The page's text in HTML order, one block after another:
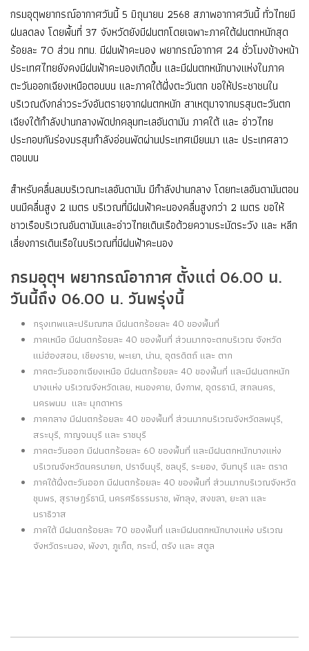
กรมอุตุพยากรณ์อากาศวันนี้ 5 มิถุนายน 2568 สภาพอากาศวันนี้ ทั่วไทยมี
ฝนลดลง โดยพื้นที่ 37 จังหวัดยังมีฝนตกโดยเฉพาะภาคใต้ฝนตกหนักสุด
ร้อยละ 70 ส่วน กทม. มีฝนฟ้าคะนอง พยากรณ์อากาศ 24 ชั่วโมงข้างหน้า
ประเทศไทยยังคงมีฝนฟ้าคะนองเกิดขึ้น และมีฝนตกหนักบางแห่งในภาค
ตะวันออกเฉียงเหนือตอนบน และภาคใต้ฝั่งตะวันตก ขอให้ประชาชนใน
บริเวณดังกล่าวระวังอันตรายจากฝนตกหนัก สาเหตุมาจากมรสุมตะวันตก
เฉียงใต้กำลังปานกลางพัดปกคลุมทะเลอันดามัน ภาคใต้ และ อ่าวไทย
ประกอบกันร่องมรสุมกำลังอ่อนพัดผ่านประเทศเมียนมา และ ประเทศลาว
ตอนบน
สำหรับคลื่นลมบริเวณทะเลอันดามัน มีกำลังปานกลาง โดยทะเลอันดามันตอน
บนมีคลื่นสูง 2 เมตร บริเวณที่มีฝนฟ้าคะนองคลื่นสูงกว่า 2 เมตร ขอให้
ชาวเรือบริเวณอันดามันและอ่าวไทยเดินเรือด้วยความระมัดระวัง และ หลีก
เลี่ยงการเดินเรือในบริเวณที่มีฝนฟ้าคะนอง
กรมอุตุฯ พยากรณ์อากาศ ตั้งแต่ 06.00 น.
วันนี้ถึง 06.00 น. วันพรุ่งนี้
กรุงเทพและปริมณฑล มีฝนตกร้อยละ 40 ของพื้นที่
ภาคเหนือ มีฝนตกร้อยละ 40 ของพื้นที่ ส่วนมากจะตกบริเวณ จังหวัด
แม่ฮ่องสอน, เชียงราย, พะเยา, น่าน, อุตรดิตถ์ และ ตาก
ภาคตะวันออกเฉียงเหนือ มีฝนตกร้อยละ 40 ของพื้นที่ และมีฝนตกหนัก
บางแห่ง บริเวณจังหวัดเลย, หนองคาย, บึงกาฬ, อุดรธานี, สกลนคร,
นครพนม และ มุกดาหาร
ภาคกลาง มีฝนตกร้อยละ 40 ของพื้นที่ ส่วนมากบริเวณจังหวัดลพบุรี,
สระบุรี, กาญจนบุรี และ ราชบุรี
ภาคตะวันออก มีฝนตกร้อยละ 60 ของพื้นที่ และมีฝนตกหนักบางแห่ง
บริเวณจังหวัดนครนายก, ปราจีนบุรี, ชลบุรี, ระยอง, จันทบุรี และ ตราด
ภาคใต้ฝั่งตะวันออก มีฝนตกร้อยละ 40 ของพื้นที่ ส่วนมากบริเวณจังหวัด
ชุมพร, สุราษฎร์ธานี, นครศรีธรรมราช, พัทลุง, สงขลา, ยะลา และ
นราธิวาส
ภาคใต้ มีฝนตกร้อยละ 70 ของพื้นที่ และมีฝนตกหนักบางแห่ง บริเวณ
จังหวัดระนอง, พังงา, ภูเก็ต, กระบี่, ตรัง และ สตูล